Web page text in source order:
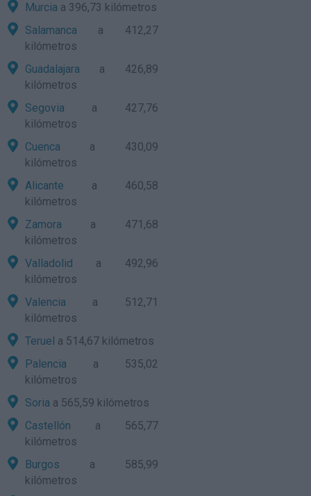
Murcia a 396,73 kilómetros
Salamanca a 412,27
kilómetros
Guadalajara a 426,89
kilómetros
Segovia a 427,76
kilómetros
Cuenca a 430,09
kilómetros
Alicante a 460,58
kilómetros
Zamora a 471,68
kilómetros
Valladolid a 492,96
kilómetros
Valencia a 512,71
kilómetros
Teruel a 514,67 kilómetros
Palencia a 535,02
kilómetros
Soria a 565,59 kilómetros
Castellón a 565,77
kilómetros
Burgos a 585,99
kilómetros